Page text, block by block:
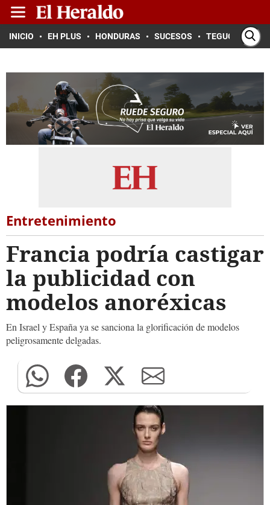
INICIO EH PLUS HONDURAS SUCESOS TEGUCIGALPA
Entretenimiento
Francia podría castigar
la publicidad con
modelos anoréxicas
En Israel y España ya se sanciona la glorificación de modelos
peligrosamente delgadas.